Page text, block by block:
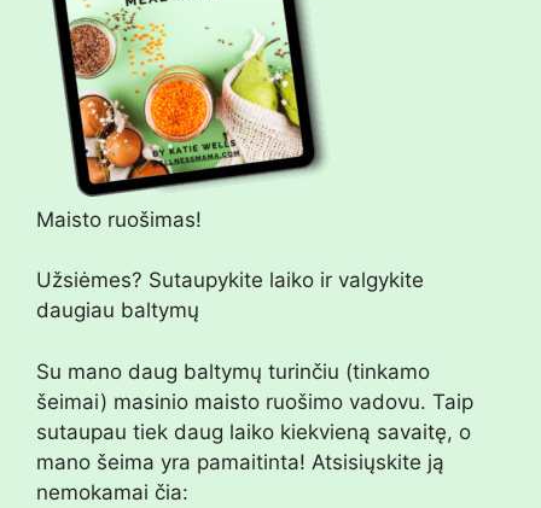
Maisto ruošimas!
Užsiėmes? Sutaupykite laiko ir valgykite
daugiau baltymų
Su mano daug baltymų turinčiu (tinkamo
šeimai) masinio maisto ruošimo vadovu. Taip
sutaupau tiek daug laiko kiekvieną savaitę, o
mano šeima yra pamaitinta! Atsisiųskite ją
nemokamai čia: